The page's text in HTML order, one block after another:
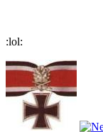
:lol: